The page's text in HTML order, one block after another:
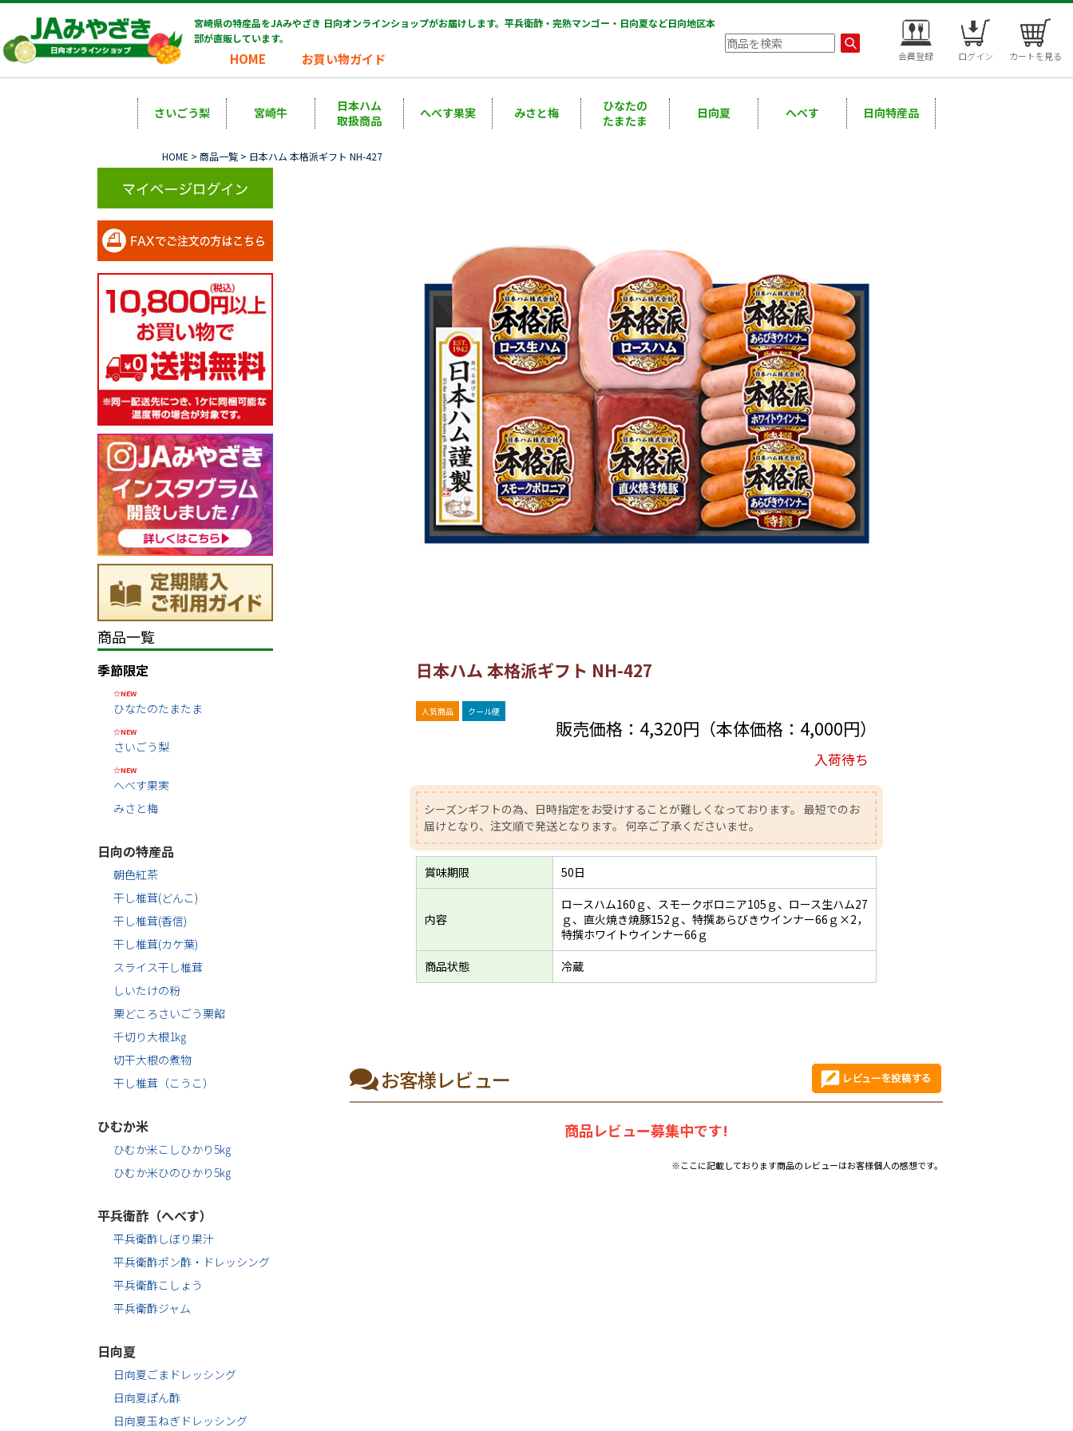
宮崎県の特産品をJAみやざき 日向オンラインショップがお届けします。平兵衛酢・完熟マンゴー・日向夏など日向地区本
部が直販しています。
HOME お買い物ガイド 会員登録 ログイン カートを見る
さいごう梨 宮崎牛
日本ハム
取扱商品
へべす果実 みさと梅
ひなたの
たまたま
日向夏 へべす 日向特産品
HOME >商品一覧 > 日本ハム 本格派ギフト NH-427
商品一覧
季節限定
☆NEW
ひなたのたまたま
☆NEW
さいごう梨
☆NEW
へべす果実
みさと梅
日向の特産品
朝色紅茶
干し椎茸(どんこ)
干し椎茸(香信)
干し椎茸(カケ葉)
スライス干し椎茸
しいたけの粉
栗どころさいごう栗餡
千切り大根1㎏
切干大根の煮物
干し椎茸（こうこ）
ひむか米
ひむか米こしひかり5㎏
ひむか米ひのひかり5㎏
平兵衛酢（へべす）
平兵衛酢しぼり果汁
平兵衛酢ポン酢・ドレッシング
平兵衛酢こしょう
平兵衛酢ジャム
日向夏
日向夏ごまドレッシング
日向夏ぽん酢
日向夏玉ねぎドレッシング
日本ハム 本格派ギフト NH-427
人気商品 クール便
販売価格： 4,320円（本体価格：4,000円）
入荷待ち
シーズンギフトの為、日時指定をお受けすることが難しくなっております。 最短でのお
届けとなり、注文順で発送となります。 何卒ご了承くださいませ。
賞味期限 50日
内容
ロースハム160ｇ、スモークボロニア105ｇ、ロース生ハム27
ｇ、直火焼き焼豚152ｇ、特撰あらびきウインナー66ｇ×2，
特撰ホワイトウインナー66ｇ
商品状態
冷蔵
お客様レビュー
商品レビュー募集中です!
※ここに記載しております商品のレビューはお客様個人の感想です。